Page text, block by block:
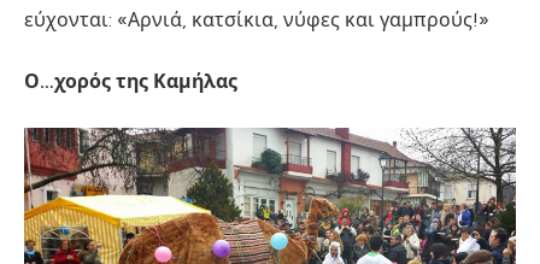
εύχονται: «Αρνιά, κατσίκια, νύφες και γαμπρούς!»
Ο…χορός της Καμήλας